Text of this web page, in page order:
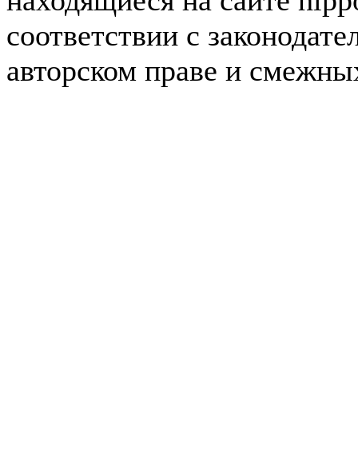
соответствии с
авторском праве и